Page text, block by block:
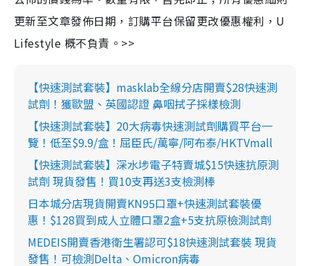
更新至文章發佈日期，訂購平台保留更改優惠權利，U
Lifestyle 概不負責。>>
【快速測試套裝】masklab全線分店開賣$28快速測
試劑！獲歐盟、英國認證 鼻咽拭子採樣檢測
【快速測試套裝】20大病毒快速測試劑購買平台一
覽！低至$9.9/盒！屈臣氏/萬寧/阿布泰/HKTVmall
【快速測試套裝】深水埗電子特賣城$15快速抗原測
試劑 現貨發售！買10支再送3支檢測棒
日本城分店現貨開賣KN95口罩+快速測試套裝優
惠！$128買到成人立體口罩2盒+5支抗原檢測試劑
MEDEIS開賣香港衛生署認可$18快速測試套裝 現貨
發售！可檢測Delta、Omicron病毒